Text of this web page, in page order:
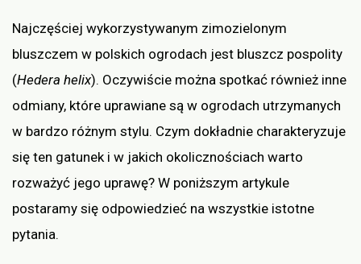
Najczęściej wykorzystywanym zimozielonym
bluszczem w polskich ogrodach jest bluszcz pospolity
(Hedera helix). Oczywiście można spotkać również inne
odmiany, które uprawiane są w ogrodach utrzymanych
w bardzo różnym stylu. Czym dokładnie charakteryzuje
się ten gatunek i w jakich okolicznościach warto
rozważyć jego uprawę? W poniższym artykule
postaramy się odpowiedzieć na wszystkie istotne
pytania.